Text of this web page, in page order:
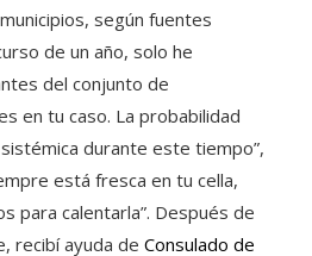
según fuentes
de un año, solo he
del conjunto de
en tu caso. La probabilidad
durante este tiempo”,
está fresca en tu cella,
para calentarla”. Después de
recibí ayuda de Consulado de